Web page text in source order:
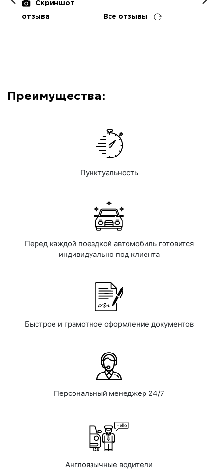
Скриншот
отзыва Все отзывы
Преимущества:
Пунктуальность
Перед каждой поездкой автомобиль готовится
индивидуально под клиента
Быстрое и грамотное оформление документов
Персональный менеджер 24/7
Англоязычные водители